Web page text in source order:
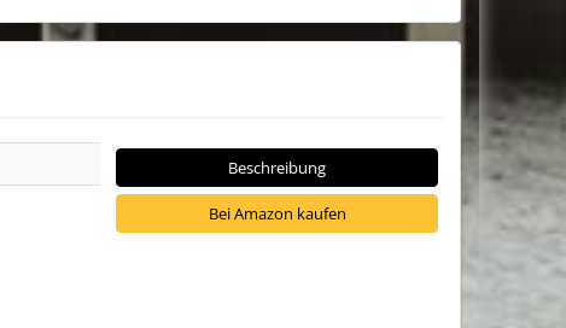
Beschreibung
Bei Amazon kaufen